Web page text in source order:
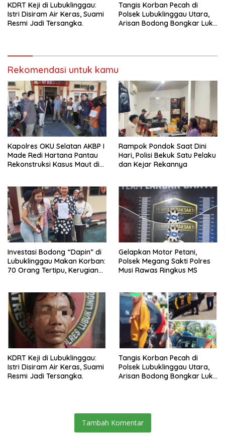
KDRT Keji di Lubuklinggau:
Istri Disiram Air Keras, Suami
Resmi Jadi Tersangka.
Tangis Korban Pecah di
Polsek Lubuklinggau Utara,
Arisan Bodong Bongkar Luka
Rekomendasi untuk kamu
Kapolres OKU Selatan AKBP I
Made Redi Hartana Pantau
Rekonstruksi Kasus Maut di
Rampok Pondok Saat Dini
Hari, Polisi Bekuk Satu Pelaku
dan Kejar Rekannya
Investasi Bodong “Dapin” di
Lubuklinggau Makan Korban:
70 Orang Tertipu, Kerugian
Gelapkan Motor Petani,
Polsek Megang Sakti Polres
Musi Rawas Ringkus MS
KDRT Keji di Lubuklinggau:
Istri Disiram Air Keras, Suami
Resmi Jadi Tersangka.
Tangis Korban Pecah di
Polsek Lubuklinggau Utara,
Arisan Bodong Bongkar Luka
Tambah Komentar